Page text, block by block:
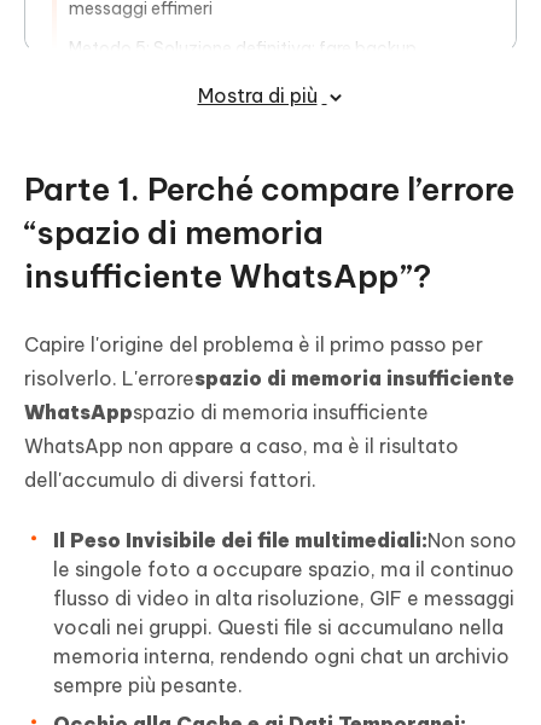
messaggi effimeri
Metodo 5: Soluzione definitiva: fare backup
Mostra di più
Parte 1. Perché compare l’errore
“spazio di memoria
insufficiente WhatsApp”?
Capire l'origine del problema è il primo passo per
risolverlo. L'errorespazio di memoria insufficiente
WhatsAppspazio di memoria insufficiente
WhatsApp non appare a caso, ma è il risultato
dell'accumulo di diversi fattori.
Il Peso Invisibile dei file multimediali:Non sono
le singole foto a occupare spazio, ma il continuo
flusso di video in alta risoluzione, GIF e messaggi
vocali nei gruppi. Questi file si accumulano nella
memoria interna, rendendo ogni chat un archivio
sempre più pesante.